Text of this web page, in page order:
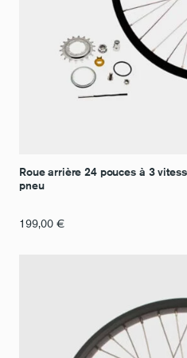
Roue arrière 24 pouces à 3
pneu
199,00 €